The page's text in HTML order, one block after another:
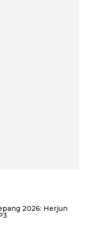
2026: Herjun